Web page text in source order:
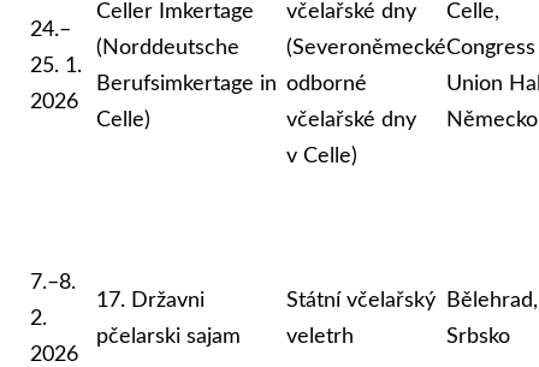
24.–
25. 1.
2026
Celler Imkertage
(Norddeutsche
Berufsimkertage in
Celle)
včelařské dny
(Severoněmecké
odborné
včelařské dny
v Celle)
Celle,
Congress
Union
Německo
7.–8.
2.
2026
17. Državni
pčelarski sajam
Státní včelařský
veletrh
Bělehrad,
Srbsko